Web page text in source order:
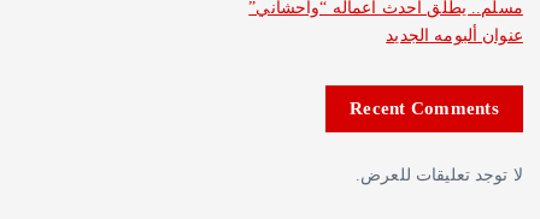
أحدث أعماله “واحشاني”
الجديد
Recent
للعرض.